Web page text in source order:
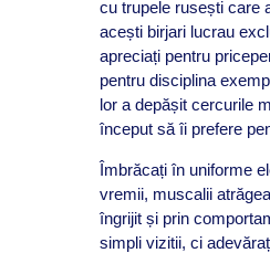
cu trupele rusești care
acești birjari lucrau
apreciați pentru
pentru disciplina
lor a depășit cercurile
început să îi prefere
Îmbrăcați în uniforme
vremii, muscalii
îngrijit și prin
simpli vizitii, ci